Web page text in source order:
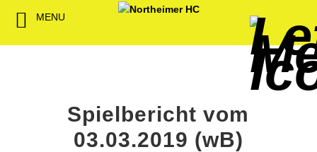
Spielbericht vom
03.03.2019 (wB)
MENU
Back Back
1. Herren
2. Herren
Back
Weibliche
Spielbetrieb
Back
NHC
Back
Spieltagssponsoren
Back
Back Back
Vorstand
Satzung
FWD
Back
Back
Download
Back